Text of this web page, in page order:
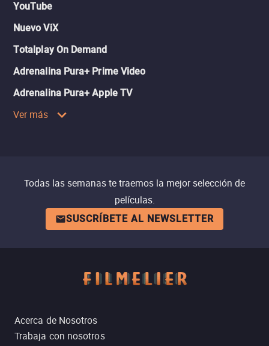
YouTube
Nuevo ViX
Totalplay On Demand
Adrenalina Pura+ Prime Video
Adrenalina Pura+ Apple TV
Ver más
Todas las semanas te traemos la mejor selección de
películas.
SUSCRÍBETE AL NEWSLETTER
Acerca de Nosotros
Trabaja con nosotros